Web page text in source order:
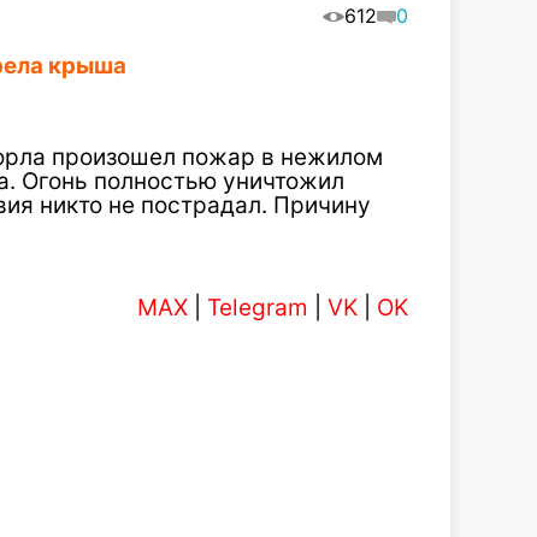
612 0
крыша
произошел пожар в нежилом
Огонь полностью уничтожил
никто не пострадал. Причину
MAX Telegram VK OK